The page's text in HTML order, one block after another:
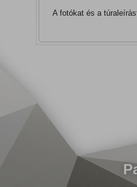
A fotókat és a